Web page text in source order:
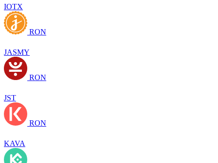
IOTX
RON
JASMY
RON
JST
RON
KAVA